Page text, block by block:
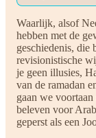
Waarlijk, alsof
hebben met de
geschiedenis, die
revisionistische
je geen illusies,
van de ramadan
gaan we
beleven voor
geperst als een